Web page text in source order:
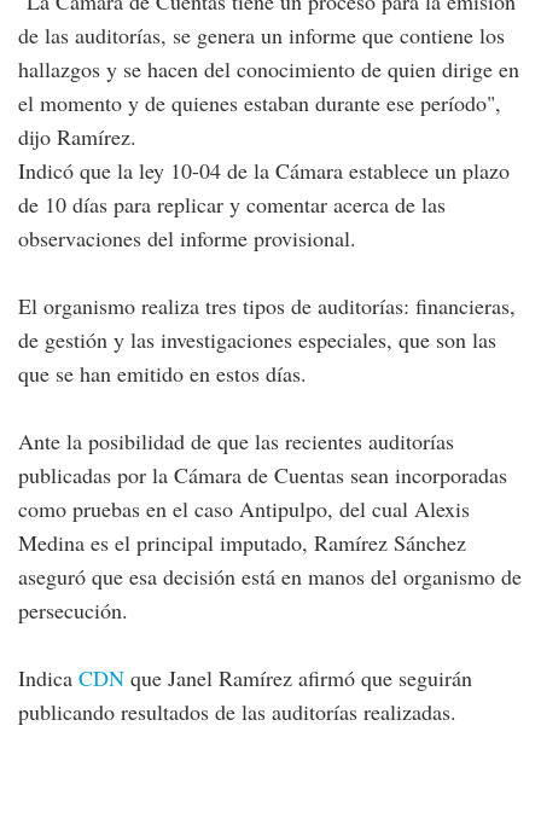
de las auditorías, se genera un informe que contiene los
hallazgos y se hacen del conocimiento de quien dirige en
el momento y de quienes estaban durante ese período",
dijo Ramírez.
Indicó que la ley 10-04 de la Cámara establece un plazo
de 10 días para replicar y comentar acerca de las
observaciones del informe provisional.
El organismo realiza tres tipos de auditorías: financieras,
de gestión y las investigaciones especiales, que son las
que se han emitido en estos días.
Ante la posibilidad de que las recientes auditorías
publicadas por la Cámara de Cuentas sean incorporadas
como pruebas en el caso Antipulpo, del cual Alexis
Medina es el principal imputado, Ramírez Sánchez
aseguró que esa decisión está en manos del organismo de
persecución.
Indica CDN que Janel Ramírez afirmó que seguirán
publicando resultados de las auditorías realizadas.